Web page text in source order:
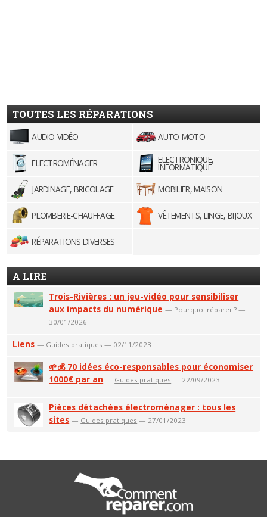
TOUTES LES RÉPARATIONS
AUDIO-VIDÉO AUTO-MOTO
ELECTROMÉNAGER ELECTRONIQUE,
INFORMATIQUE
JARDINAGE, BRICOLAGE
MOBILIER, MAISON
PLOMBERIE-CHAUFFAGE VÊTEMENTS, LINGE, BIJOUX
RÉPARATIONS DIVERSES
A LIRE
Trois-Rivières : un jeu-vidéo pour sensibiliser
aux impacts du numérique — Pourquoi réparer ? —
30/01/2026
Liens — Guides pratiques — 02/11/2023
🌱💰 70 idées éco-responsables pour économiser
1000€ par an — Guides pratiques — 22/09/2023
Pièces détachées électroménager : tous les
sites — Guides pratiques — 27/01/2023